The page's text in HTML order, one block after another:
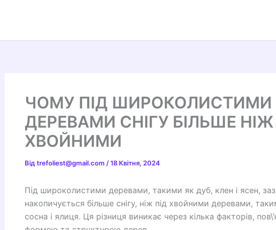
ЧОМУ ПІД ШИРОКОЛИСТИМИ
ДЕРЕВАМИ СНІГУ БІЛЬШЕ НІЖ
ХВОЙНИМИ
Від trefoliest@gmail.com /18 Квітня, 2024
Під широколистими деревами, такими як дуб, клен і ясен,
накопичується більше снігу, ніж під хвойними деревами,
сосна і ялиця. Ця різниця виникає через кілька факторів,